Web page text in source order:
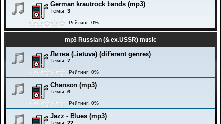
German krautrock bands (mp3)
Темы: 3
Рейтинг: 0%
mp3 Russian (& ex.USSR) music
Литва (Lietuva) (different genres)
Темы: 7
Рейтинг: 0%
Chanson (mp3)
Темы: 6
Рейтинг: 0%
Jazz - Blues (mp3)
Темы: 22